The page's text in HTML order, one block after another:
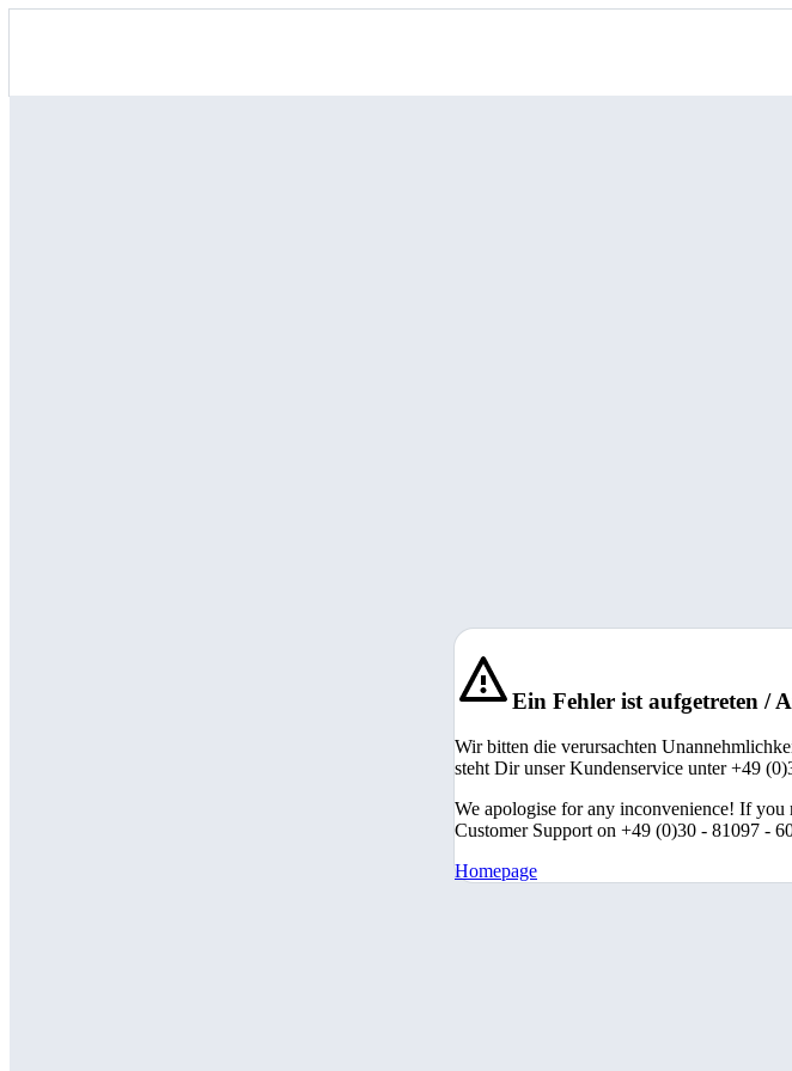
Ein Fehler ist aufgetreten /
Wir bitten die verursachten
steht Dir unser Kundenservice unter +49
We apologise for any inconvenience! If you
Customer Support on +49 (0)30 - 81097 -
Homepage